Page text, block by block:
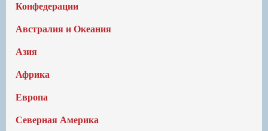
Конфедерации
Австралия и Океания
Азия
Африка
Европа
Северная Америка